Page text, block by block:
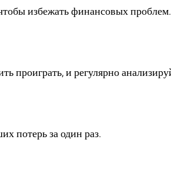
избежать финансовых проблем.
проиграть, и регулярно
потерь за один раз.